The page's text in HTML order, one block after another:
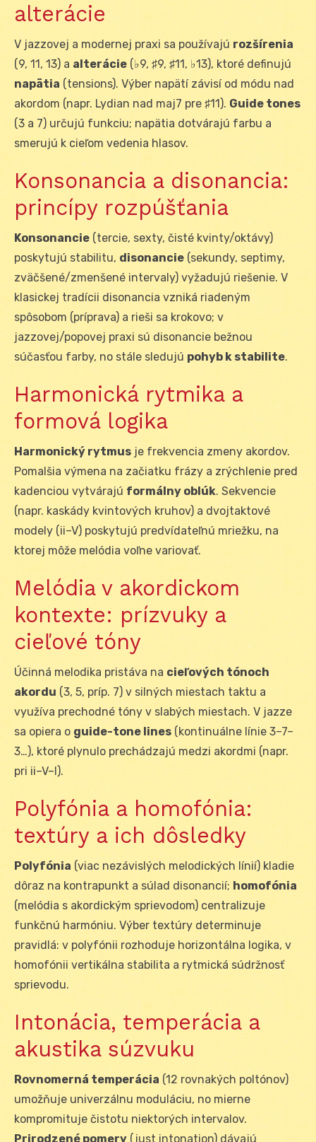
alterácie
V jazzovej a modernej praxi sa používajú rozšírenia
(9, 11, 13) a alterácie (♭9, ♯9, ♯11, ♭13), ktoré definujú
napätia (tensions). Výber napätí závisí od módu nad
akordom (napr. Lydian nad maj7 pre ♯11). Guide tones
(3 a 7) určujú funkciu; napätia dotvárajú farbu a
smerujú k cieľom vedenia hlasov.
Konsonancia a disonancia:
princípy rozpúšťania
Konsonancie (tercie, sexty, čisté kvinty/oktávy)
poskytujú stabilitu, disonancie (sekundy, septimy,
zväčšené/zmenšené intervaly) vyžadujú riešenie. V
klasickej tradícii disonancia vzniká riadeným
spôsobom (príprava) a rieši sa krokovo; v
jazzovej/popovej praxi sú disonancie bežnou
súčasťou farby, no stále sledujú pohyb k stabilite.
Harmonická rytmika a
formová logika
Harmonický rytmus je frekvencia zmeny akordov.
Pomalšia výmena na začiatku frázy a zrýchlenie pred
kadenciou vytvárajú formálny oblúk. Sekvencie
(napr. kaskády kvintových kruhov) a dvojtaktové
modely (ii–V) poskytujú predvídateľnú mriežku, na
ktorej môže melódia voľne variovať.
Melódia v akordickom
kontexte: prízvuky a
cieľové tóny
Účinná melodika pristáva na cieľových tónoch
akordu (3, 5, príp. 7) v silných miestach taktu a
využíva prechodné tóny v slabých miestach. V jazze
sa opiera o guide-tone lines (kontinuálne línie 3–7–
3…), ktoré plynulo prechádzajú medzi akordmi (napr.
pri ii–V–I).
Polyfónia a homofónia:
textúry a ich dôsledky
Polyfónia (viac nezávislých melodických línií) kladie
dôraz na kontrapunkt a súlad disonancií; homofónia
(melódia s akordickým sprievodom) centralizuje
funkčnú harmóniu. Výber textúry determinuje
pravidlá: v polyfónii rozhoduje horizontálna logika, v
homofónii vertikálna stabilita a rytmická súdržnosť
sprievodu.
Intonácia, temperácia a
akustika súzvuku
Rovnomerná temperácia (12 rovnakých poltónov)
umožňuje univerzálnu moduláciu, no mierne
kompromituje čistotu niektorých intervalov.
Prirodzené pomery (just intonation) dávajú